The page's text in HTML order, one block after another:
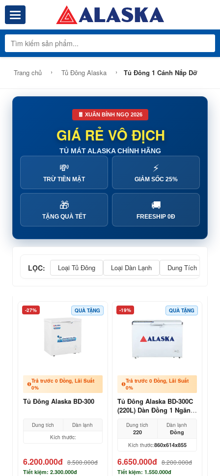
Toggle navigation Tổng Kho
Trang chủ › Tủ Đông Alaska › Tủ Đông 1 Cánh Nắp Dỡ
🧧 XUÂN BÍNH NGỌ 2026
GIÁ RẺ VÔ ĐỊCH
TỦ MÁT ALASKA CHÍNH HÃNG
💸
TRỪ TIỀN MẶT
⚡
GIẢM SỐC 25%
🎁
TẶNG QUÀ TẾT
🚚
FREESHIP 0Đ
LỌC: Loại Tủ Đông Loại Dàn Lạnh Dung Tích Lít
-27% QUÀ TẶNG
Trả trước 0 Đồng, Lãi Suất
0%
Tủ Đông Alaska BD-300
Dung tích
Dàn lạnh
Kích thước:
6.200.000đ 8.500.000đ
Tiết kiệm: 2.300.000đ
-19% QUÀ TẶNG
Trả trước 0 Đồng, Lãi Suất
0%
Tủ Đông Alaska BD-300C
(220L) Dàn Đồng 1 Ngăn |
Dung tích
220
Dàn lạnh
Đồng
Kích thước:860x614x855
6.650.000đ 8.200.000đ
Tiết kiệm: 1.550.000đ